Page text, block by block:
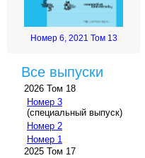
Номер 6, 2021 Том 13
Все выпуски
2026 Том 18
Номер 3
(специальный выпуск)
Номер 2
Номер 1
2025 Том 17